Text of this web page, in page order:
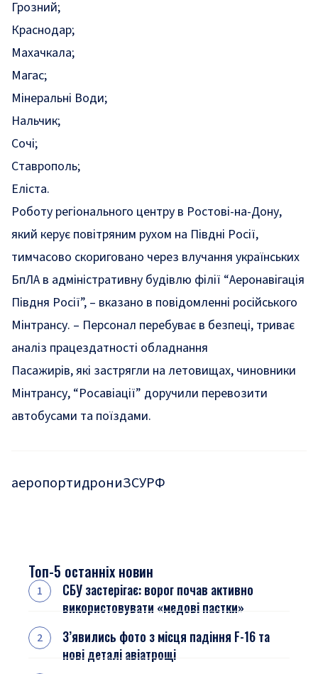
Грозний;
Краснодар;
Махачкала;
Магас;
Мінеральні Води;
Нальчик;
Сочі;
Ставрополь;
Еліста.
Роботу регіонального центру в Ростові-на-Дону,
який керує повітряним рухом на Півдні Росії,
тимчасово скориговано через влучання українських
БпЛА в адміністративну будівлю філії “Аеронавігація
Півдня Росії”, – вказано в повідомленні російського
Мінтрансу. – Персонал перебуває в безпеці, триває
аналіз працездатності обладнання
Пасажирів, які застрягли на летовищах, чиновники
Мінтрансу, “Росавіації” доручили перевозити
автобусами та поїздами.
аеропортидрониЗСУРФ
Топ-5 останніх новин
СБУ застерігає: ворог почав активно
використовувати «медові пастки»
З’явились фото з місця падіння F-16 та
нові деталі авіатрощі